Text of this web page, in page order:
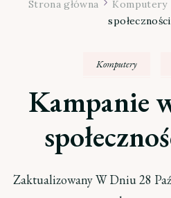
Strona główna Komputery
Komputery
Kampanie
Zaktualizowany W Dniu28